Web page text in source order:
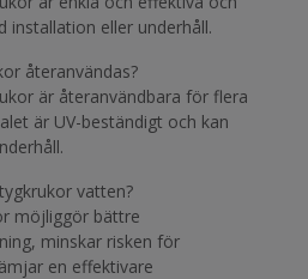
installation eller underhåll.
återanvändas?
är återanvändbara för flera
är UV-beständigt och kan
vatten?
möjliggör bättre
minskar risken för
en effektivare